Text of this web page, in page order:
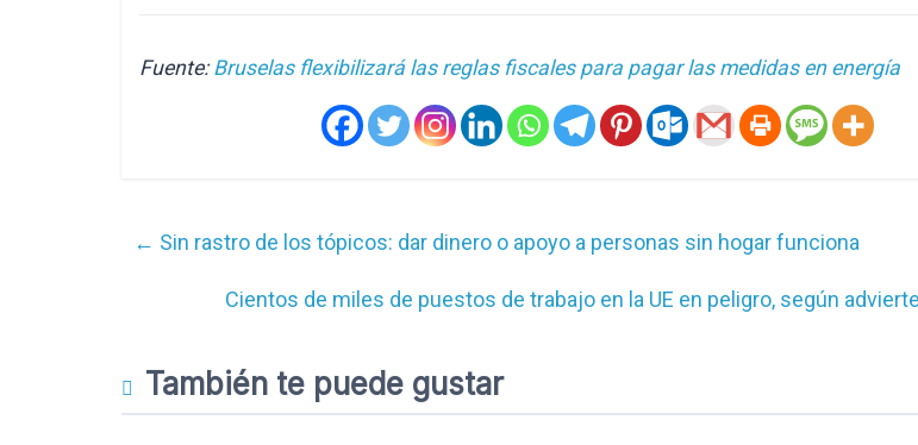
Fuente:Bruselas flexibilizará las reglas fiscales para pagar las medidas en energía
← Sin rastro de los tópicos: dar dinero o apoyo a personas sin hogar funciona
Cientos de miles de puestos de trabajo en la UE en peligro, según
También te puede gustar